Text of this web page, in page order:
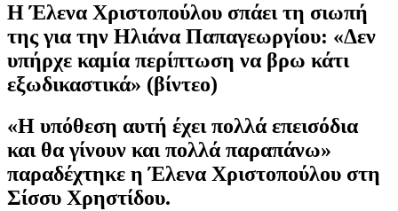
Η Έλενα Χριστοπούλου σπάει τη σιωπή
της για την Ηλιάνα Παπαγεωργίου: «Δεν
υπήρχε καμία περίπτωση να βρω κάτι
εξωδικαστικά» (βίντεο)
«Η υπόθεση αυτή έχει πολλά επεισόδια
και θα γίνουν και πολλά παραπάνω»
παραδέχτηκε η Έλενα Χριστοπούλου στη
Σίσσυ Χρηστίδου.